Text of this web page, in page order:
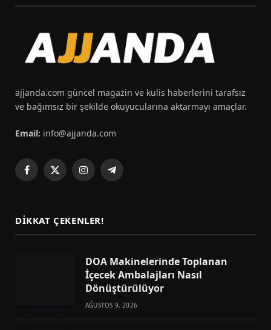
ajjanda.com güncel magazin ve kulis haberlerini tarafsız
ve bağımsız bir şekilde okuyucularına aktarmayı amaçlar.
Email: info@ajjanda.com
Facebook
X
InstagramTelegram
DIKKAT ÇEKENLER!
DOA Makinelerinde Toplanan
İçecek Ambalajları Nasıl
Dönüştürülüyor
AĞUSTOS 9, 2026